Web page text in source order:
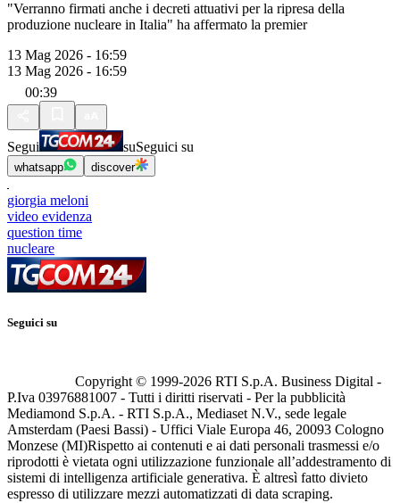
"Verranno firmati anche i decreti attuativi per la ripresa della
produzione nucleare in Italia" ha affermato la premier
13 Mag 2026 - 16:59
13 Mag 2026 - 16:59
00:39
Segui suSeguici su
whatsapp discover
giorgia meloni
video evidenza
question time
nucleare
Seguici su
Copyright © 1999-2026 RTI S.p.A. Business Digital -
P.Iva 03976881007 - Tutti i diritti riservati - Per la pubblicità
Mediamond S.p.A. - RTI S.p.A., Mediaset N.V., sede legale
Amsterdam (Paesi Bassi) - Uffici Viale Europa 46, 20093 Cologno
Monzese (MI)Rispetto ai contenuti e ai dati personali trasmessi e/o
riprodotti è vietata ogni utilizzazione funzionale all’addestramento di
sistemi di intelligenza artificiale generativa. È altresì fatto divieto
espresso di utilizzare mezzi automatizzati di data scraping.